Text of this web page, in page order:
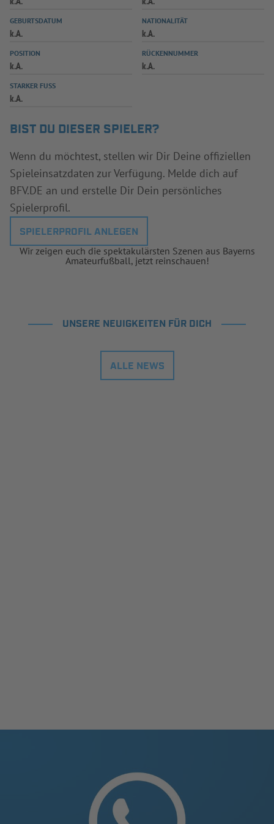
SPIELPLUS
GEBURTSDATUM
k.A.
NATIONALITÄT
k.A.
POSITION
k.A.
RÜCKENNUMMER
k.A.
STARKER FUSS
k.A.
BIST DU DIESER SPIELER?
Wenn du möchtest, stellen wir Dir Deine offiziellen
Spieleinsatzdaten zur Verfügung. Melde dich auf
BFV.DE an und erstelle Dir Dein persönliches
Spielerprofil.
SPIELERPROFIL ANLEGEN
Wir zeigen euch die spektakulärsten Szenen aus Bayerns
Amateurfußball, jetzt reinschauen!
UNSERE NEUIGKEITEN FÜR DICH
ALLE NEWS